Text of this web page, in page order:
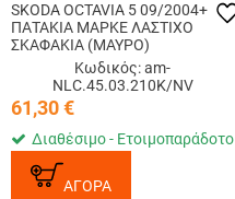
SKODA OCTAVIA 5 09/2004+
ΠΑΤΑΚΙΑ ΜΑΡΚΕ ΛΑΣΤΙΧΟ
ΣΚΑΦΑΚΙΑ (ΜΑΥΡΟ)
Κωδικός: am-
NLC.45.03.210K/NV
61,30€
Διαθέσιμο - Ετοιμοπαράδοτο
ΑΓΟΡΑ